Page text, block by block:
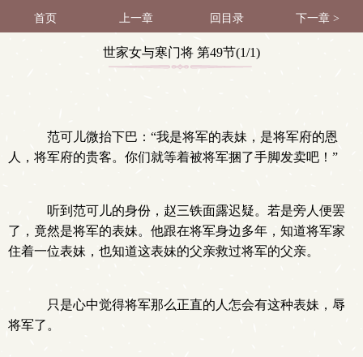
首页 上一章 回目录 下一章 >
世家女与寒门将 第49节(1/1)
范可儿微抬下巴：“我是将军的表妹，是将军府的恩
人，将军府的贵客。你们就等着被将军捆了手脚发卖吧！”
听到范可儿的身份，赵三铁面露迟疑。若是旁人便罢
了，竟然是将军的表妹。他跟在将军身边多年，知道将军家
住着一位表妹，也知道这表妹的父亲救过将军的父亲。
只是心中觉得将军那么正直的人怎会有这种表妹，辱
将军了。